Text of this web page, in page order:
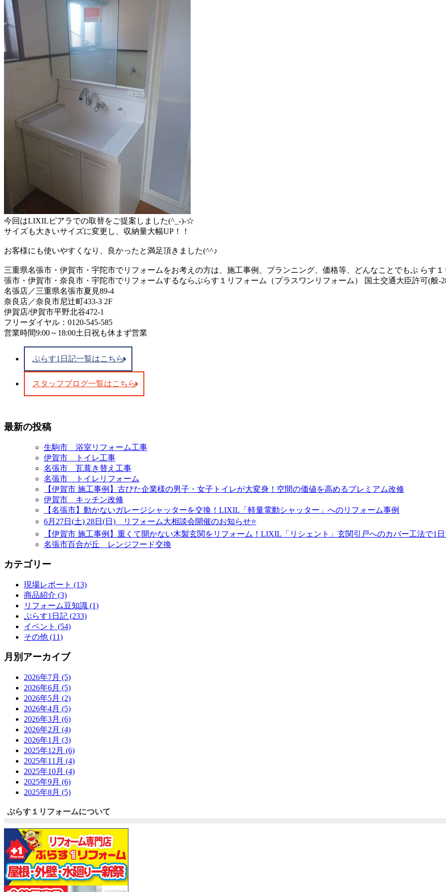
今回はLIXILピアラでの取替をご提案しました(^_-)-☆
サイズも大きいサイズに変更し、収納量大幅UP！！
お客様にも使いやすくなり、良かったと満足頂きました(^^♪
三重県名張市・伊賀市・宇陀市でリフォームをお考えの方は、施工事例、プランニング、価格等、どんなことでもぷ らす
張市・伊賀市・奈良市・宇陀市でリフォームするならぷらす１リフォーム（プラスワンリフォーム） 国土交通大臣許可(般-
名張店／三重県名張市夏見89-4
奈良店／奈良市尼辻町433-3 2F
伊賀店/伊賀市平野北谷472-1
フリーダイヤル：0120-545-585
営業時間9:00～18:00土日祝も休まず営業
ぷらす1日記一覧はこちら
スタッフブログ一覧はこちら
最新の投稿
生駒市 浴室リフォーム工事
伊賀市 トイレ工事
名張市 瓦葺き替え工事
名張市 トイレリフォーム
【伊賀市 施工事例】古びた企業様の男子・女子トイレが大変身！空間の価値を高めるプレミアム改修
伊賀市 キッチン改修
【名張市】動かないガレージシャッターを交換！LIXIL「軽量電動シャッター」へのリフォーム事例
6月27日(土) 28日(日) リフォーム大相談会開催のお知らせ⭐
【伊賀市 施工事例】重くて開かない木製玄関をリフォーム！LIXIL「リシェント」玄関引戸へのカバー工法で1日
名張市百合が丘 レンジフード交換
カテゴリー
現場レポート (13)
商品紹介 (3)
リフォーム豆知識 (1)
ぷらす1日記 (233)
イベント (54)
その他 (11)
月別アーカイブ
2026年7月 (5)
2026年6月 (5)
2026年5月 (2)
2026年4月 (5)
2026年3月 (6)
2026年2月 (4)
2026年1月 (3)
2025年12月 (6)
2025年11月 (4)
2025年10月 (4)
2025年9月 (6)
2025年8月 (5)
ぷらす１リフォームについて